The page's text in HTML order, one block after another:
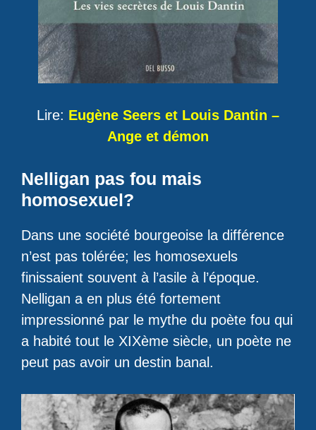
Lire: Eugène Seers et Louis Dantin –
Ange et démon
Nelligan pas fou mais
homosexuel?
Dans une société bourgeoise la différence
n’est pas tolérée; les homosexuels
finissaient souvent à l’asile à l’époque.
Nelligan a en plus été fortement
impressionné par le mythe du poète fou qui
a habité tout le XIXème siècle, un poète ne
peut pas avoir un destin banal.